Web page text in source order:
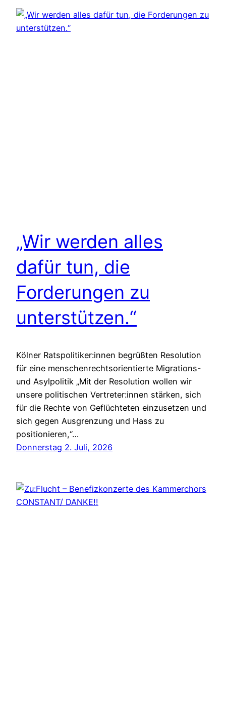
„Wir werden alles
dafür tun, die
Forderungen zu
unterstützen.“
Kölner Ratspolitiker:innen begrüßten Resolution
für eine menschenrechtsorientierte Migrations-
und Asylpolitik „Mit der Resolution wollen wir
unsere politischen Vertreter:innen stärken, sich
für die Rechte von Geflüchteten einzusetzen und
sich gegen Ausgrenzung und Hass zu
positionieren,“…
Donnerstag 2. Juli, 2026